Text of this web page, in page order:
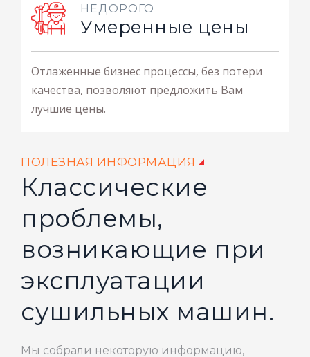
НЕДОРОГО
Умеренные цены
Отлаженные бизнес процессы, без потери
качества, позволяют предложить Вам
лучшие цены.
ПОЛЕЗНАЯ ИНФОРМАЦИЯ
Классические
проблемы,
возникающие при
эксплуатации
сушильных машин.
Мы собрали некоторую информацию,